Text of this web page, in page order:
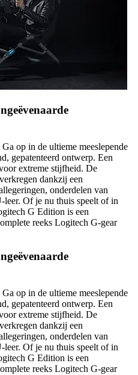
op in de ultieme meeslepende
gepatenteerd ontwerp. Een
extreme stijfheid. De
dankzij een
onderdelen van
leer. Of je nu thuis speelt of in
G Edition is een
reeks Logitech G-gear
op in de ultieme meeslepende
gepatenteerd ontwerp. Een
extreme stijfheid. De
dankzij een
onderdelen van
leer. Of je nu thuis speelt of in
G Edition is een
reeks Logitech G-gear